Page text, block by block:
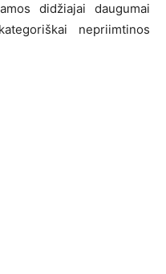
didžiajai daugumai
nepriimtinos